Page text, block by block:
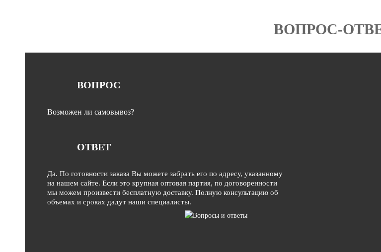
ВОПРОС-
ВОПРОС
Возможен ли самовывоз?
ОТВЕТ
Да. По готовности заказа Вы можете забрать его по адресу, указанному
на нашем сайте. Если это крупная оптовая партия, по договоренности
мы можем произвести бесплатную доставку. Полную консультацию об
объемах и сроках дадут наши специалисты.